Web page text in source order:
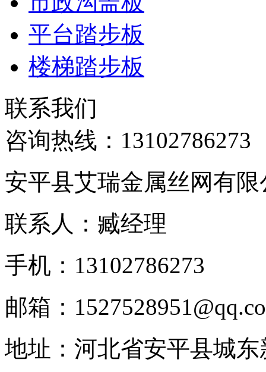
平台踏步板
楼梯踏步板
联系我们
咨询热线： 13102786273
安平县艾瑞金属丝网有限
联系人：臧经理
手机：13102786273
邮箱：
地址：河北省安平县城